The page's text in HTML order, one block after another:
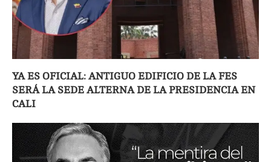
YA ES OFICIAL: ANTIGUO EDIFICIO DE LA FES
SERÁ LA SEDE ALTERNA DE LA PRESIDENCIA EN
CALI